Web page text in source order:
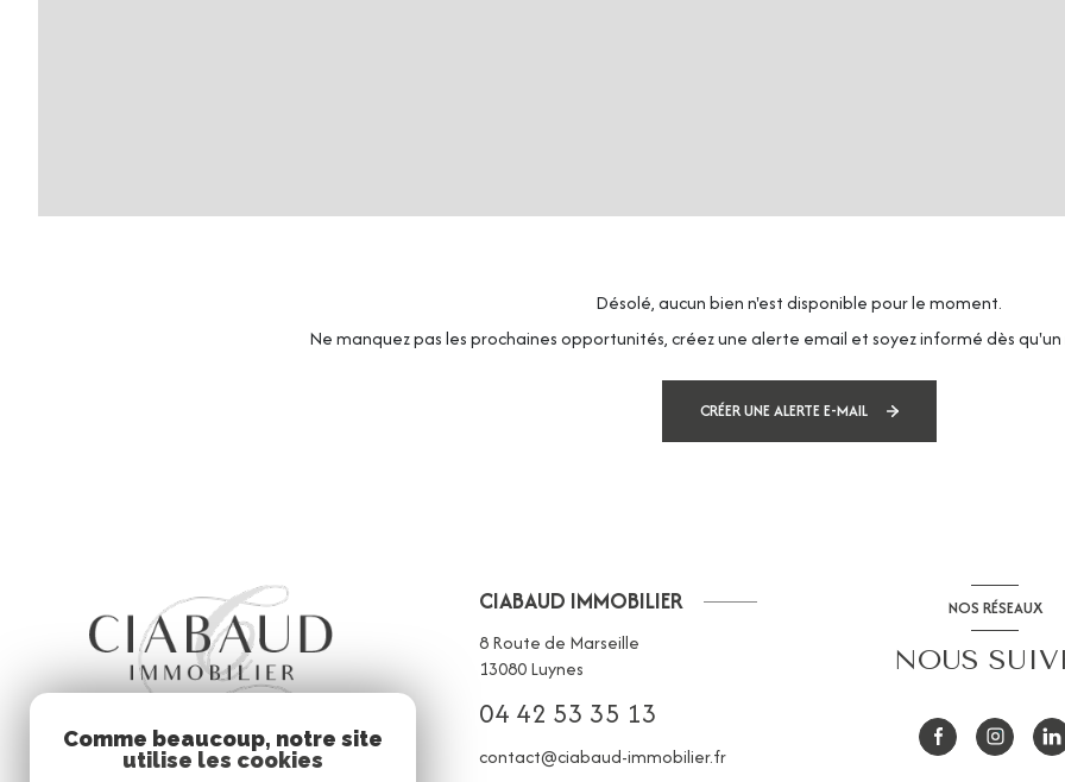
Désolé, aucun bien n'est disponible pour le moment.
Ne manquez pas les prochaines opportunités, créez une alerte email et soyez informé dès
CRÉER UNE ALERTE E-MAIL
CIABAUD IMMOBILIER
8 Route de Marseille
13080Luynes
04 42 53 35 13
contact@ciabaud-immobilier.fr
NOS RÉSEAUX
NOUS
Comme beaucoup, notre site
utilise les cookies